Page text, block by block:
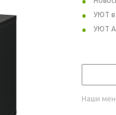
УЮТ в
УЮТ
Наши